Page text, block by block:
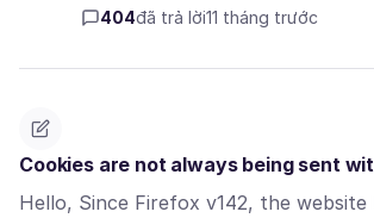
404đã trả lời11 tháng trước
Cookies are not always being sent
Hello, Since Firefox v142, the website